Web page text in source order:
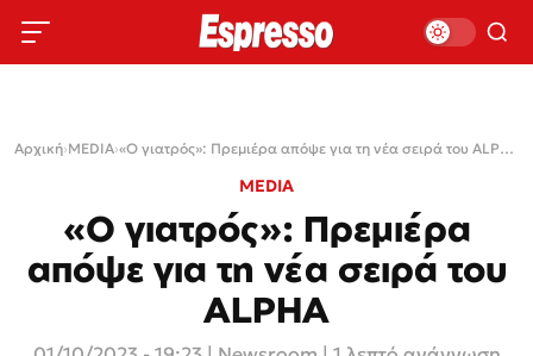
Αρχική›MEDIA› «Ο γιατρός»: Πρεμιέρα απόψε για τη νέα σειρά του ALPHA
MEDIA
«Ο γιατρός»: Πρεμιέρα
απόψε για τη νέα σειρά του
ALPHA